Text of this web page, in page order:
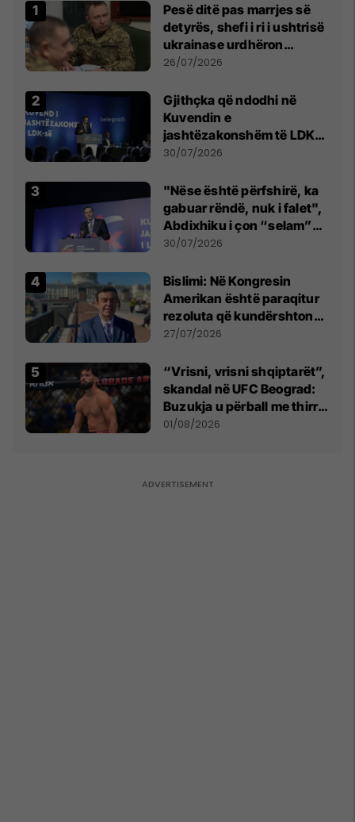
Pesë ditë pas marrjes së
detyrës, shefi i ri i ushtrisë
ukrainase urdhëron
kontroll të madh
26/07/2026
Gjithçka që ndodhi në
Kuvendin e
jashtëzakonshëm të LDK-
së
30/07/2026
"Nëse është përfshirë, ka
gabuar rëndë, nuk i falet",
Abdixhiku i çon “selam”
Përparim Ramës
30/07/2026
Bislimi: Në Kongresin
Amerikan është paraqitur
rezoluta që kundërshton
mbajtjen e Asamblesë
në Beograd
27/07/2026
“Vrisni, vrisni shqiptarët”,
skandal në UFC Beograd:
Buzukja u përball me thirrje
anti-shqiptare nga
01/08/2026